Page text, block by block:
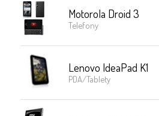
Motorola Droid 3
Telefony
Lenovo IdeaPad K1
PDA/Tablety